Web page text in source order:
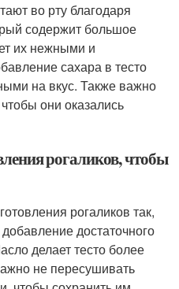
во рту благодаря
содержит большое
их нежными и
сахара в тесто
на вкус. Также важно
они оказались
рогаликов, чтобы
рогаликов так,
достаточного
делает тесто более
не пересушивать